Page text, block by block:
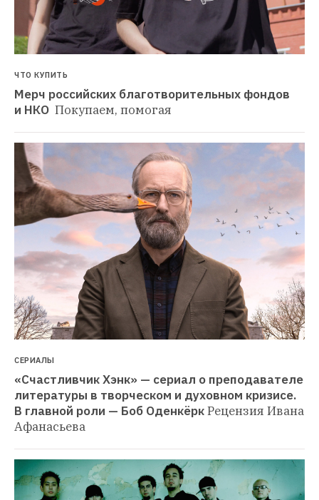
ЧТО КУПИТЬ
Мерч российских благотворительных фондов
и НКО Покупаем, помогая
СЕРИАЛЫ
«Счастливчик Хэнк» — сериал о преподавателе
литературы в творческом и духовном кризисе.
В главной роли — Боб ОденкёркРецензия Ивана
Афанасьева